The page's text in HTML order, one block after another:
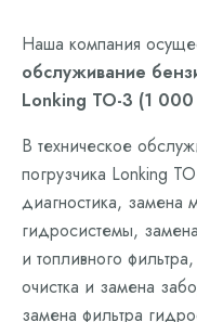
Наша компания
обслуживание
Lonking ТО-3 (1 000
В техническое
погрузчика Lonking
диагностика,
гидросистемы,
и топливного
очистка и замена
замена фильтра